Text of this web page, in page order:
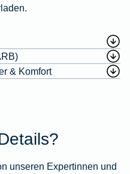
& Komfort
unseren Expertinnen und